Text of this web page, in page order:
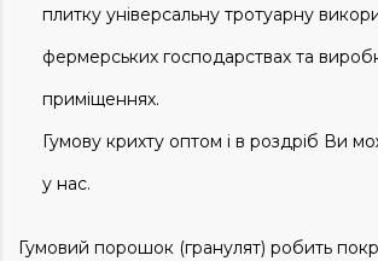
плитку універсальну тротуарну
фермерських господарствах та
приміщеннях.
Гумову крихту оптом і в роздріб Ви
у нас.
Гумовий порошок (гранулят) робить